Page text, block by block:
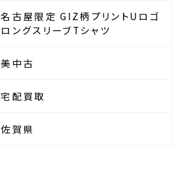
名古屋限定 GIZ柄プリントUロゴ
ロングスリーブTシャツ
美中古
宅配買取
佐賀県